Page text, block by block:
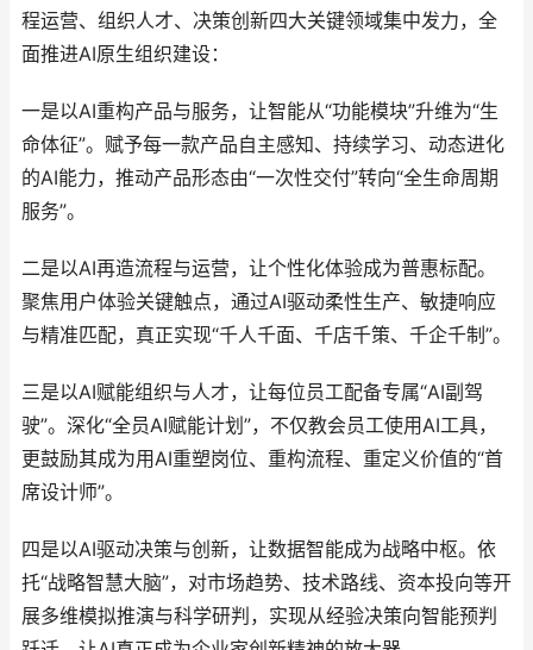
程运营、组织人才、决策创新四大关键领域集中发力，全
面推进AI原生组织建设：
一是以AI重构产品与服务，让智能从“功能模块”升维为“生
命体征”。赋予每一款产品自主感知、持续学习、动态进化
的AI能力，推动产品形态由“一次性交付”转向“全生命周期
服务”。
二是以AI再造流程与运营，让个性化体验成为普惠标配。
聚焦用户体验关键触点，通过AI驱动柔性生产、敏捷响应
与精准匹配，真正实现“千人千面、千店千策、千企千制”。
三是以AI赋能组织与人才，让每位员工配备专属“AI副驾
驶”。深化“全员AI赋能计划”，不仅教会员工使用AI工具，
更鼓励其成为用AI重塑岗位、重构流程、重定义价值的“首
席设计师”。
四是以AI驱动决策与创新，让数据智能成为战略中枢。依
托“战略智慧大脑”，对市场趋势、技术路线、资本投向等开
展多维模拟推演与科学研判，实现从经验决策向智能预判